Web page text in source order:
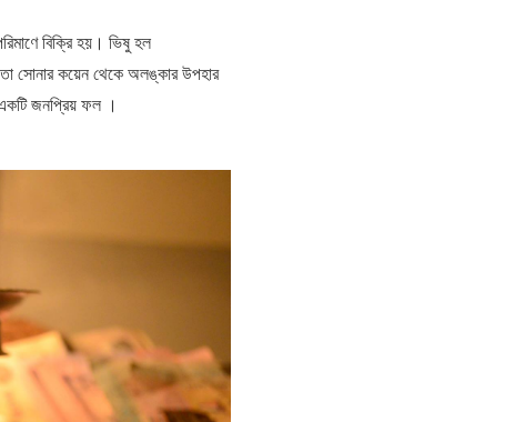
বিক্রি হয়। ভিষু হল
তা সোনার কয়েন থেকে অলঙ্কার উপহার
একটি জনপ্রিয় ফল ।